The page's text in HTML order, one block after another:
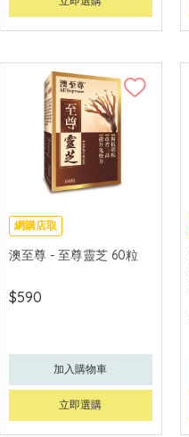
網購店取
澳至尊 - 至尊靈芝 60粒
$590
加入購物車
立即選購